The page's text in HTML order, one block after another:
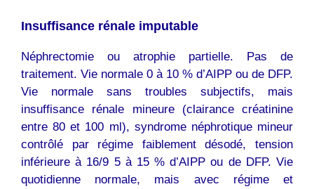
Insuffisance rénale imputable
Néphrectomie ou atrophie partielle. Pas de
traitement. Vie normale 0 à 10 % d’AIPP ou de DFP.
Vie normale sans troubles subjectifs, mais
insuffisance rénale mineure (clairance créatinine
entre 80 et 100 ml), syndrome néphrotique mineur
contrôlé par régime faiblement désodé, tension
inférieure à 16/9 5 à 15 % d’AIPP ou de DFP. Vie
quotidienne normale, mais avec régime et